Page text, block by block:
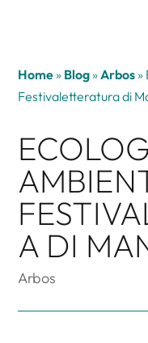
Home » Blog »Arbos »
Festivaletteratura di
A DI
Arbos